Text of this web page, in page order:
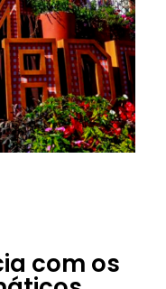
com os